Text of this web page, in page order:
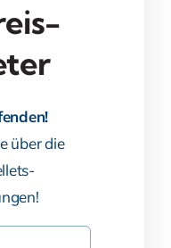
über die